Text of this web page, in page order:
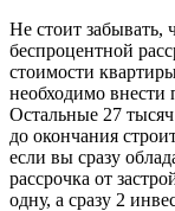
Не стоит забывать,
беспроцентной
стоимости
необходимо внести
Остальные 27
до окончания
если вы сразу
рассрочка от
одну, а сразу 2